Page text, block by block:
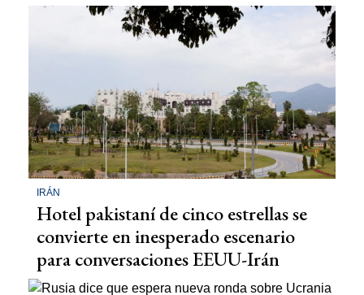
IRÁN
Hotel pakistaní de cinco estrellas se
convierte en inesperado escenario
para conversaciones EEUU-Irán